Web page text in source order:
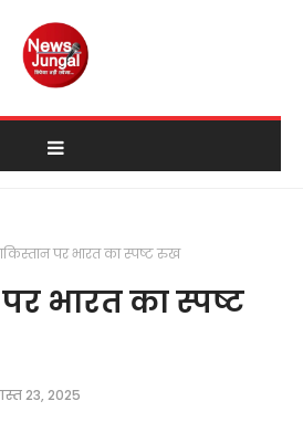
पर भारत का स्पष्ट रुख
भारत का स्पष्ट
23, 2025